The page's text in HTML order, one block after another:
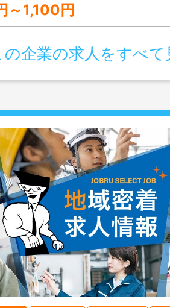
～1,100円
の企業の求人をすべて